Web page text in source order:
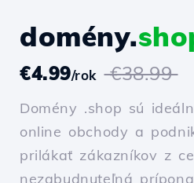
domény.
€4.99/rok €38.99
Domény .shop sú
online obchody a
prilákať zákazníkov z
nezabudnuteľná